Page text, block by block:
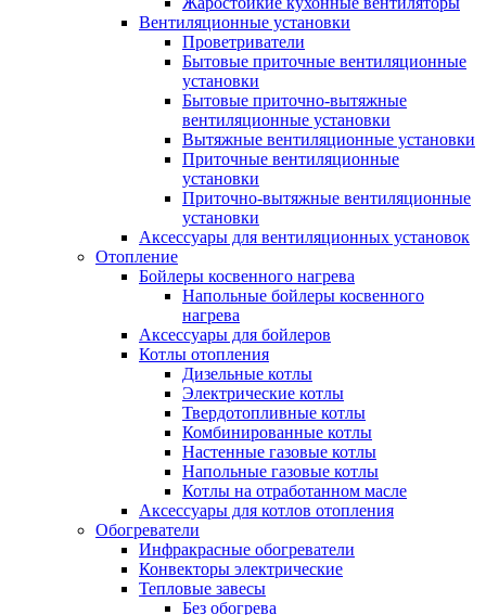
Вентиляционные установки
Проветриватели
Бытовые приточные вентиляционные
установки
Бытовые приточно-вытяжные
вентиляционные установки
Вытяжные вентиляционные установки
Приточные вентиляционные
установки
Приточно-вытяжные вентиляционные
установки
Аксессуары для вентиляционных установок
Отопление
Бойлеры косвенного нагрева
Напольные бойлеры косвенного
нагрева
Аксессуары для бойлеров
Котлы отопления
Дизельные котлы
Электрические котлы
Твердотопливные котлы
Комбинированные котлы
Настенные газовые котлы
Напольные газовые котлы
Котлы на отработанном масле
Аксессуары для котлов отопления
Обогреватели
Инфракрасные обогреватели
Конвекторы электрические
Тепловые завесы
Без обогрева